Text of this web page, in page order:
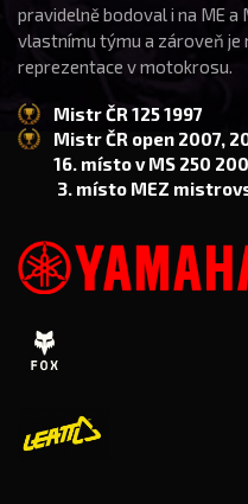
pravidelně bodoval i na ME a
vlastnímu týmu a zároveň je
reprezentace v motokrosu.
Mistr ČR 125 1997
Mistr ČR open 2007,
16. místo v MS 250
3. místo MEZ